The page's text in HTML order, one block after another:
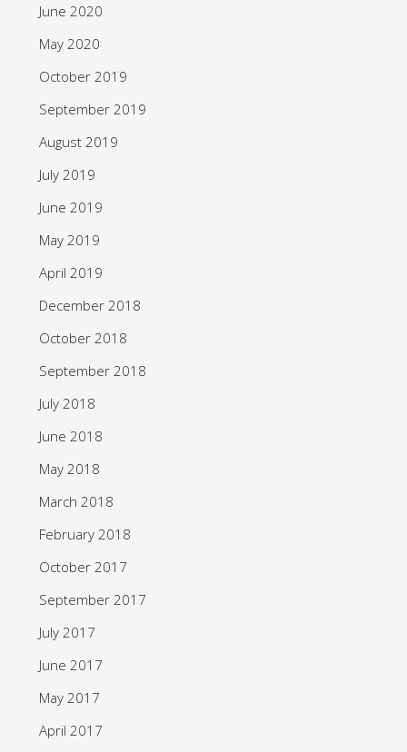
June 2020
May 2020
October 2019
September 2019
August 2019
July 2019
June 2019
May 2019
April 2019
December 2018
October 2018
September 2018
July 2018
June 2018
May 2018
March 2018
February 2018
October 2017
September 2017
July 2017
June 2017
May 2017
April 2017